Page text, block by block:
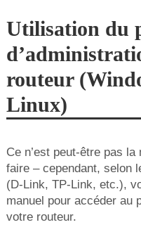
Utilisation du
routeur
Linux)
Ce n’est peut-être pas
faire – cependant, selon
(D-Link, TP-Link, etc.),
manuel pour accéder au
votre routeur.